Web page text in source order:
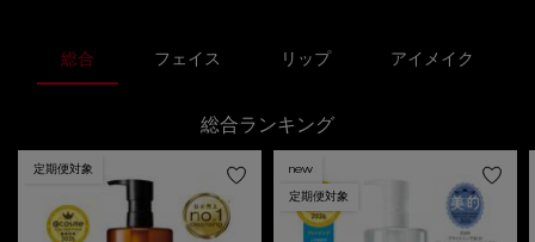
総合 フェイス リップ アイメイク
総合ランキング
定期便対象 new
定期便対象